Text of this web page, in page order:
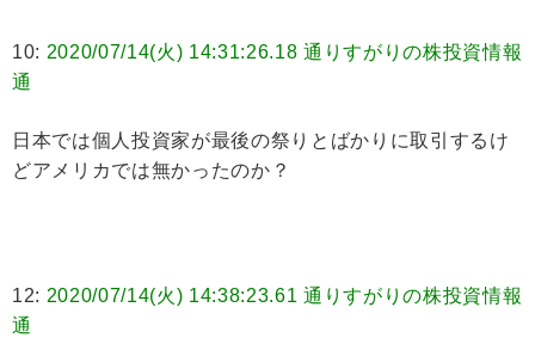
10: 2020/07/14(火) 14:31:26.18 通りすがりの株投資情報
通
日本では個人投資家が最後の祭りとばかりに取引するけ
どアメリカでは無かったのか？
12: 2020/07/14(火) 14:38:23.61 通りすがりの株投資情報
通